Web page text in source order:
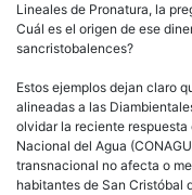
Lineales de Pronatura, la
Cuál es el origen de ese
sancristobalences?
Estos ejemplos dejan claro
alineadas a las
olvidar la reciente
Nacional del Agua
transnacional no afecta o
habitantes de San Cristóbal